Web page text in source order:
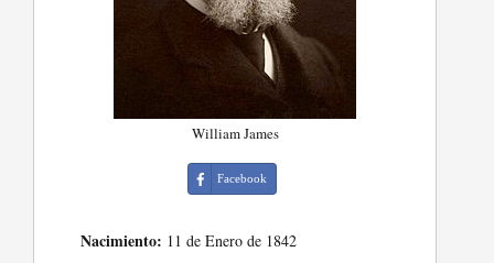
William James
Facebook
Nacimiento: 11 de Enero de 1842